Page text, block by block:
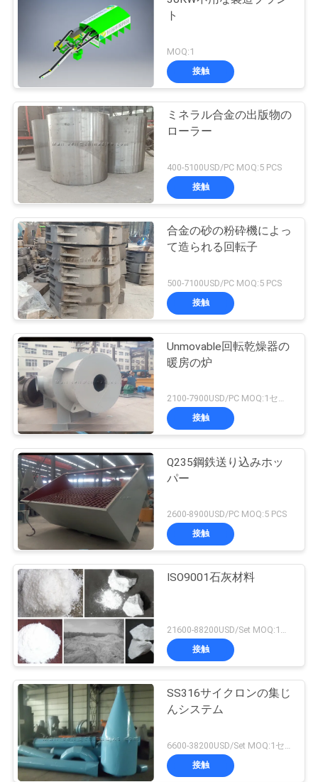
ト
MOQ:1
接触
ミネラル合金の出版物の
ローラー
400-5100USD/PC MOQ:5 PCS
接触
合金の砂の粉砕機によっ
て造られる回転子
500-7100USD/PC MOQ:5 PCS
接触
Unmovable回転乾燥器の
暖房の炉
2100-7900USD/PC MOQ:1セット
接触
Q235鋼鉄送り込みホッ
パー
2600-8900USD/PC MOQ:5 PCS
接触
ISO9001石灰材料
接触
SS316サイクロンの集じ
んシステム
接触